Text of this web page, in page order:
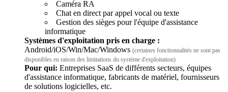
Caméra RA
Chat en direct par appel vocal ou texte
Gestion des sièges pour l'équipe d'assistance
informatique
Systèmes d'exploitation pris en charge :
Android/iOS/Win/Mac/Windows (certaines fonctionnalités ne sont pas
disponibles en raison des limitations du système d'exploitation)
Pour qui: Entreprises SaaS de différents secteurs, équipes
d'assistance informatique, fabricants de matériel, fournisseurs
de solutions logicielles, etc.